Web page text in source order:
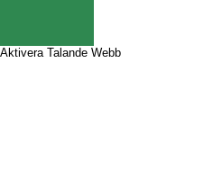
Aktivera Talande Webb